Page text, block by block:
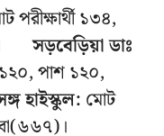
পরীক্ষার্থী ১৩৪,
সড়বেড়িয়া ডাঃ
১২০, পাশ ১২০,
হাইস্কুল: মোট